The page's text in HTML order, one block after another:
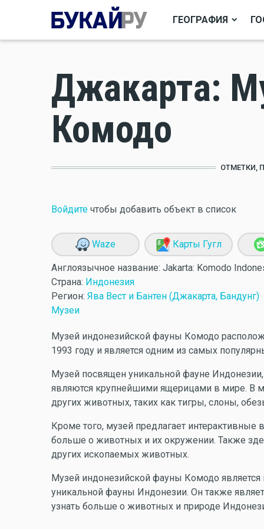
ГЕОГРАФИЯ
Джакарта:
Комодо
ОТМЕТКИ,
Войдите чтобы добавить объект в список
Waze Карты Гугл
Англоязычное название: Jakarta: Komodo
Страна: Индонезия
Регион: Ява Вест и Бантен (Джакарта, Бандунг)
Музеи
Музей индонезийской фауны Комодо
1993 году и является одним из самых
Музей посвящен уникальной фауне
являются крупнейшими ящерицами в мире. В
других животных, таких как тигры, слоны,
Кроме того, музей предлагает интерактивные
больше о животных и их окружении. Также
других ископаемых животных.
Музей индонезийской фауны Комодо
уникальной фауны Индонезии. Он также
узнать больше о животных и природе